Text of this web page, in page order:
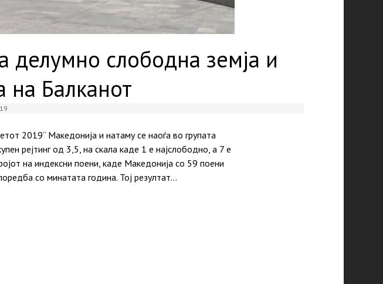
делумно слободна земја и
на Балканот
2019“ Македонија и натаму се наоѓа во групата
рејтинг од 3,5, на скала каде 1 е најслободно, а 7 е
на индексни поени, каде Македонија со 59 поени
со минатата година. Тој резултат…